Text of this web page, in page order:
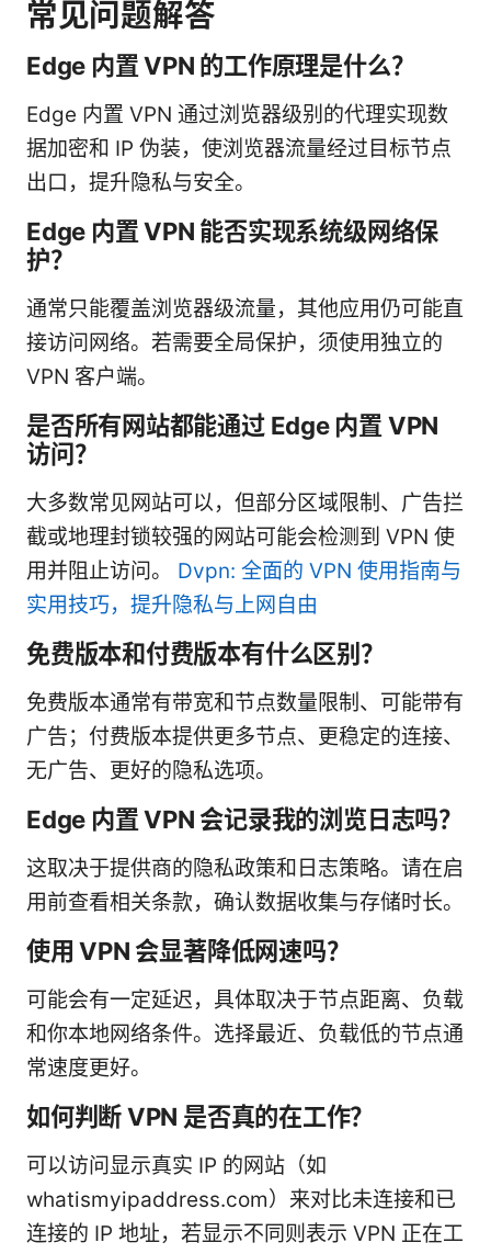
常见问题解答
Edge 内置 VPN 的工作原理是什么？
Edge 内置 VPN 通过浏览器级别的代理实现数
据加密和 IP 伪装，使浏览器流量经过目标节点
出口，提升隐私与安全。
Edge 内置 VPN 能否实现系统级网络保
护？
通常只能覆盖浏览器级流量，其他应用仍可能直
接访问网络。若需要全局保护，须使用独立的
VPN 客户端。
是否所有网站都能通过 Edge 内置 VPN
访问？
大多数常见网站可以，但部分区域限制、广告拦
截或地理封锁较强的网站可能会检测到 VPN 使
用并阻止访问。 Dvpn: 全面的 VPN 使用指南与
实用技巧，提升隐私与上网自由
免费版本和付费版本有什么区别？
免费版本通常有带宽和节点数量限制、可能带有
广告；付费版本提供更多节点、更稳定的连接、
无广告、更好的隐私选项。
Edge 内置 VPN 会记录我的浏览日志吗？
这取决于提供商的隐私政策和日志策略。请在启
用前查看相关条款，确认数据收集与存储时长。
使用 VPN 会显著降低网速吗？
可能会有一定延迟，具体取决于节点距离、负载
和你本地网络条件。选择最近、负载低的节点通
常速度更好。
如何判断 VPN 是否真的在工作？
可以访问显示真实 IP 的网站（如
whatismyipaddress.com）来对比未连接和已
连接的 IP 地址，若显示不同则表示 VPN 正在工